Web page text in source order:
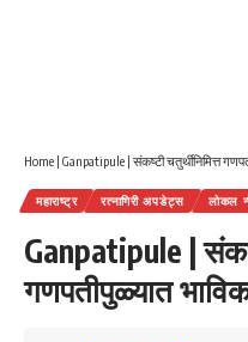
Home | Ganpatipule | संकष्टी चतुर्थीनिमित्त
महाराष्ट्र रत्नागिरी अपडेट्स लोकल
Ganpatipule |
गणपतीपुळ्यात